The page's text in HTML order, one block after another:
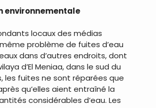
environnementale
locaux des médias
problème de fuites d’eau
dans d’autres endroits, dont
d’El Meniaa, dans le sud du
les fuites ne sont réparées que
qu’elles aient entraîné la
considérables d’eau. Les